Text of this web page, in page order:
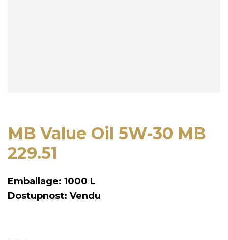
MB Value Oil 5W-30 MB
229.51
Emballage: 1000 L
Dostupnost: Vendu